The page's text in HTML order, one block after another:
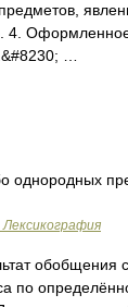
4.
…
однородных
обобщения
по